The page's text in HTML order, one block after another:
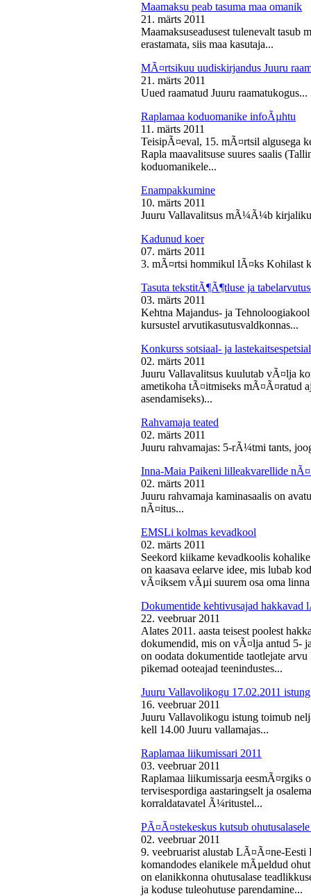
Maamaksu peab tasuma maa omanik
21. märts 2011
Maamaksuseadusest tulenevalt tasub
erastamata, siis maa kasutaja...
MÃ¤rtsikuu uudiskirjandus Juuru
21. märts 2011
Uued raamatud Juuru raamatukogus...
Raplamaa koduomanike infoÃµhtu
11. märts 2011
TeisipÃ¤eval, 15. mÃ¤rtsil algusega
Rapla maavalitsuse suures saalis
koduomanikele...
Enampakkumine
10. märts 2011
Juuru Vallavalitsus mÃ¼Ã¼b kirjaliku
Kadunud koer
07. märts 2011
3. mÃ¤rtsi hommikul lÃ¤ks Kohilast
Tasuta tekstitÃ¶Ã¶tluse ja
03. märts 2011
Kehtna Majandus- ja
kursustel arvutikasutusvaldkonnas...
Konkurss sotsiaal- ja
02. märts 2011
Juuru Vallavalitsus kuulutab vÃ¤lja
ametikoha tÃ¤itmiseks mÃ¤Ã¤ratud
asendamiseks)...
Rahvamaja teated
02. märts 2011
Juuru rahvamajas: 5-rÃ¼tmi tants,
Inna-Maia Paikeni lilleakvarellide
02. märts 2011
Juuru rahvamaja kaminasaalis on
nÃ¤itus...
EMSLi kolmas kevadkool
02. märts 2011
Seekord kiikame kevadkoolis
on kaasava eelarve idee, mis lubab
vÃ¤iksem vÃµi suurem osa oma
Dokumentide kehtivusajad hakkavad
22. veebruar 2011
Alates 2011. aasta teisest poolest
dokumendid, mis on vÃ¤lja antud 5-
on oodata dokumentide taotlejate
pikemad ooteajad teenindustes...
Juuru Vallavolikogu 17.02.2011 istung
16. veebruar 2011
Juuru Vallavolikogu istung toimub
kell 14.00 Juuru vallamajas...
Raplamaa liikumissari 2011
03. veebruar 2011
Raplamaa liikumissarja eesmÃ¤rgiks
tervisespordiga aastaringselt ja
korraldatavatel Ã¼ritustel...
PÃ¤Ã¤stekeskus kutsub
02. veebruar 2011
9. veebruarist alustab LÃ¤Ã¤ne-
komandodes elanikele mÃµeldud
on elanikkonna ohutusalase
ja koduse tuleohutuse parendamine...